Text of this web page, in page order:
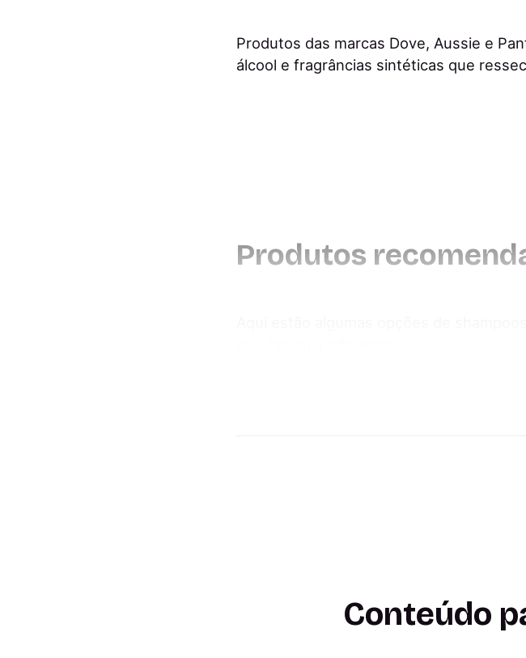
Produtos das marcas Dove, Aussie e
álcool e fragrâncias sintéticas que
Produtos
Conteúdo